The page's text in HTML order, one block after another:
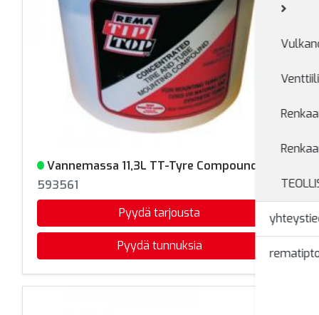
Varastossa
Vannemassa 11,3L TT-Tyre Compound
593561
Pyydä tarjousta
Pyydä tunnuksia